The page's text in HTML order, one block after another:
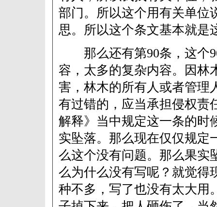
部门。所以这个用有关单位
思。所以这个条文基本就是
那么还有第90条，这个
容，太多的复杂内容。因林
害，林木的所有人或者管理
有过错的，应当承担侵权责
解释》当中规定这一条的时
实坠落。那么现在仅仅规定
么这个没有问题。那么果实
么为什么没有写呢？就觉得
种不多，写了也没有太大用